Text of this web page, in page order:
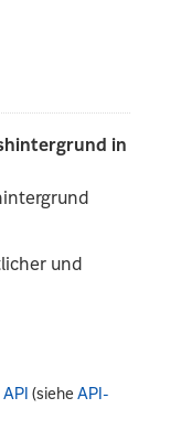
in
und
API (sieheAPI-